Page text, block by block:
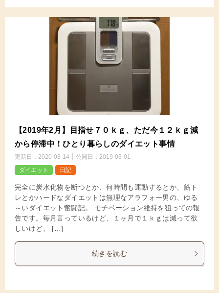
【2019年2月】目指せ７０ｋｇ、ただ今１２ｋｇ減
から停滞中！ひとり暮らしのダイエット事情
更新日： 2020-03-14 公開日： 2019-03-01
ダイエット
日記
完全に炭水化物を断つとか、何時間も運動するとか、筋ト
レとかハードなダイエットは無理なアラフォー男の、ゆる
～いダイエット奮闘記。 モチベーション維持を狙っての報
告です。毎月言っているけど、１ヶ月で１ｋｇは減って欲
しいけど、 […]
続きを読む